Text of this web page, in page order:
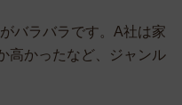
バラバラです。A社は家
高かったなど、ジャンル